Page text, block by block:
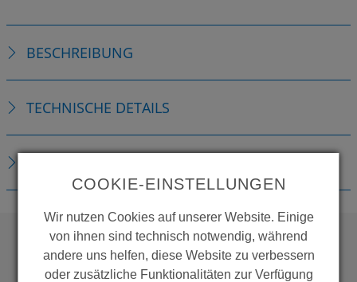
BESCHREIBUNG
TECHNISCHE DETAILS
WOLLEN SIE MEHR
COOKIE-EINSTELLUNGEN
Wir nutzen Cookies auf unserer Website. Einige
von ihnen sind technisch notwendig, während
andere uns helfen, diese Website zu verbessern
oder zusätzliche Funktionalitäten zur Verfügung